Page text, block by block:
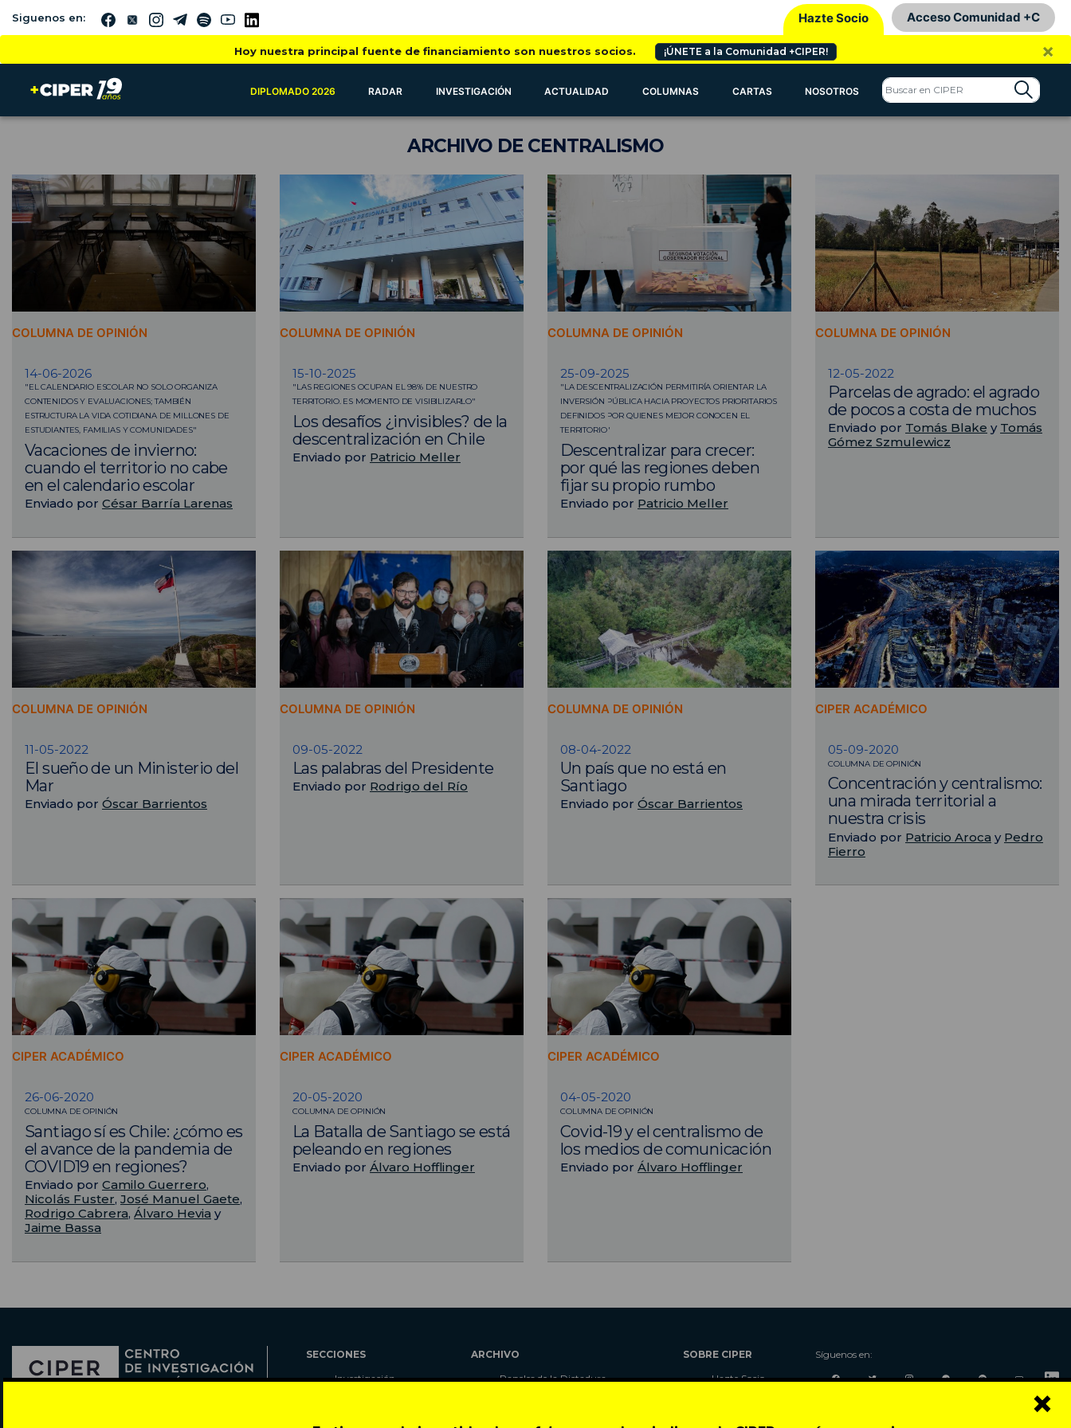
×
Siguenos en: Hazte Socio Acceso Comunidad +C
Hoy nuestra principal fuente de financiamiento son nuestros socios. ¡ÚNETE a la Comunidad +CIPER! ×
DIPLOMADO 2026 RADAR INVESTIGACIÓN ACTUALIDAD COLUMNAS CARTAS NOSOTROS
ARCHIVO DE CENTRALISMO
COLUMNA DE OPINIÓN
14-06-2026
"EL CALENDARIO ESCOLAR NO SOLO ORGANIZA
CONTENIDOS Y EVALUACIONES; TAMBIÉN
ESTRUCTURA LA VIDA COTIDIANA DE MILLONES DE
ESTUDIANTES, FAMILIAS Y COMUNIDADES"
Vacaciones de invierno:
cuando el territorio no cabe
en el calendario escolar
Enviado por César Barría Larenas
COLUMNA DE OPINIÓN
15-10-2025
"LAS REGIONES OCUPAN EL 98% DE NUESTRO
TERRITORIO. ES MOMENTO DE VISIBILIZARLO"
Los desafíos ¿invisibles? de la
descentralización en Chile
Enviado por Patricio Meller
COLUMNA DE OPINIÓN
25-09-2025
"LA DESCENTRALIZACIÓN PERMITIRÍA ORIENTAR LA
INVERSIÓN PÚBLICA HACIA PROYECTOS PRIORITARIOS
DEFINIDOS POR QUIENES MEJOR CONOCEN EL
TERRITORIO"
Descentralizar para crecer:
por qué las regiones deben
fijar su propio rumbo
Enviado por Patricio Meller
COLUMNA DE OPINIÓN
12-05-2022
Parcelas de agrado: el agrado
de pocos a costa de muchos
Enviado por Tomás Blake y Tomás
Gómez Szmulewicz
COLUMNA DE OPINIÓN
11-05-2022
El sueño de un Ministerio del
Mar
Enviado por Óscar Barrientos
COLUMNA DE OPINIÓN
09-05-2022
Las palabras del Presidente
Enviado por Rodrigo del Río
COLUMNA DE OPINIÓN
08-04-2022
Un país que no está en
Santiago
Enviado por Óscar Barrientos
CIPER ACADÉMICO
05-09-2020
COLUMNA DE OPINIÓN
Concentración y centralismo:
una mirada territorial a
nuestra crisis
Enviado por Patricio Aroca y Pedro
Fierro
CIPER ACADÉMICO
26-06-2020
COLUMNA DE OPINIÓN
Santiago sí es Chile: ¿cómo es
el avance de la pandemia de
COVID19 en regiones?
Enviado por Camilo Guerrero,
Nicolás Fuster, José Manuel Gaete,
Rodrigo Cabrera, Álvaro Hevia y
Jaime Bassa
CIPER ACADÉMICO
20-05-2020
COLUMNA DE OPINIÓN
La Batalla de Santiago se está
peleando en regiones
Enviado por Álvaro Hofflinger
CIPER ACADÉMICO
04-05-2020
COLUMNA DE OPINIÓN
Covid-19 y el centralismo de
los medios de comunicación
Enviado por Álvaro Hofflinger
SECCIONES
Investigación
ARCHIVO
Papeles de la Dictadura
SOBRE CIPER
Hazte Socio
Síguenos en: